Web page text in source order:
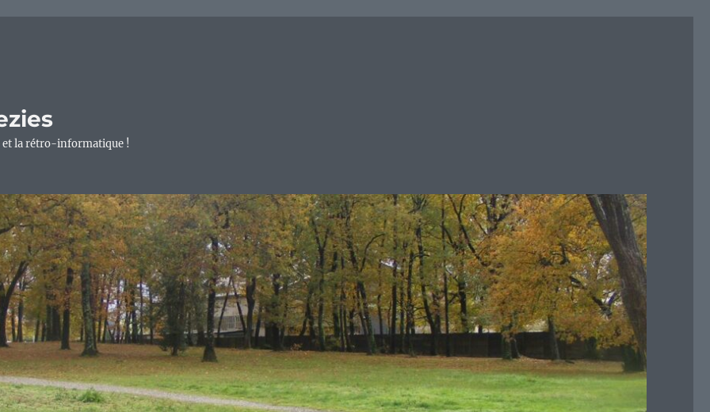
et la rétro-informatique !